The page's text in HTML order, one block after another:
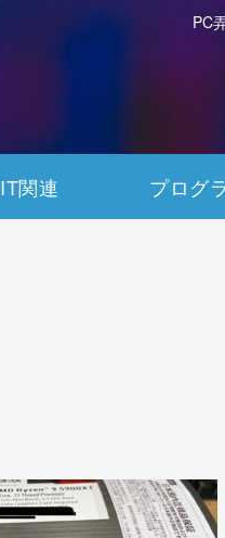
PC
IT関連 プログ